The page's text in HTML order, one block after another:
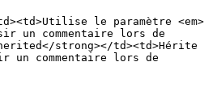
td><td>Utilise le paramètre <em>
un commentaire lors de
strong></td><td>Hérite
un commentaire lors de